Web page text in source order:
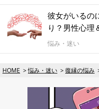
彼女がいるの
り？男性心理
悩み・迷い
HOME 悩み・迷い 復縁の悩み